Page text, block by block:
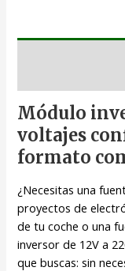
Módulo
voltajes
formato
¿Necesitas una
proyectos de
de tu coche o una
inversor de 12V a
que buscas: sin